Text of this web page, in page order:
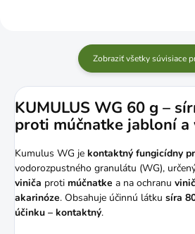
Zobraziť všetky súvisiace
KUMULUS WG 60 g –
proti múčnatke jabloní a
Kumulus WG je kontaktný fungicídny
vodorozpustného granulátu (WG),
viniča proti múčnatke a na ochranu
akarinóze. Obsahuje účinnú látku síra
účinku – kontaktný.